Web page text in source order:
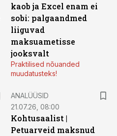
kaob ja Excel enam ei
sobi: palgaandmed
liiguvad
maksuametisse
jooksvalt
Praktilised nõuanded
muudatusteks!
ANALÜÜSID
21.07.26, 08:00
Kohtusaalist |
Petuarveid maksnud